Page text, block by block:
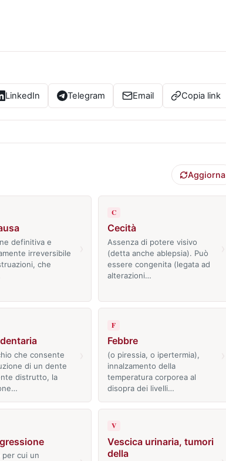
LinkedIn Telegram Email Copia link
Aggiorna
definitiva e
irreversibile
che
C
Cecità
Assenza di potere visivo
(detta anche ablepsia). Può
essere congenita (legata ad
alterazioni…
che consente
di un dente
distrutto, la
F
Febbre
(o piressia, o ipertermia),
innalzamento della
temperatura corporea al
disopra dei livelli…
per cui un
V
Vescica urinaria, tumori
della